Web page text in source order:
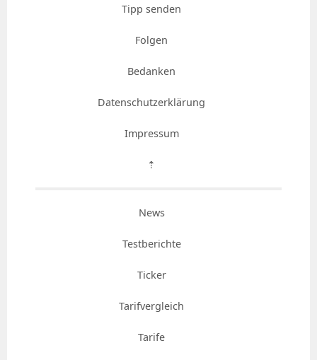
Tipp senden
Folgen
Bedanken
Datenschutzerklärung
Impressum
⇡
News
Testberichte
Ticker
Tarifvergleich
Tarife